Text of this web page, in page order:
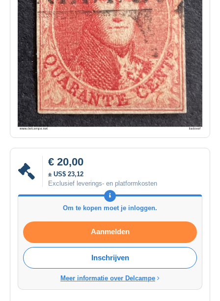
€ 20,00
± US$ 23,12
Exclusief leverings- en platformkosten
Om te kopen moet je inloggen.
Aanmelden
Inschrijven
Meer informatie over Delcampe